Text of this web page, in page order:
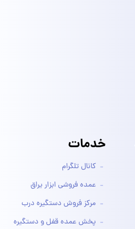
خدمات
کانال تلگرام
عمده فروشی ابزار یراق
مرکز فروش دستگیره درب
پخش عمده قفل و دستگیره